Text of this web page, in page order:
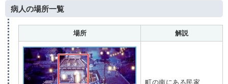
病人の場所一覧
場所 解説
町の南にある民家